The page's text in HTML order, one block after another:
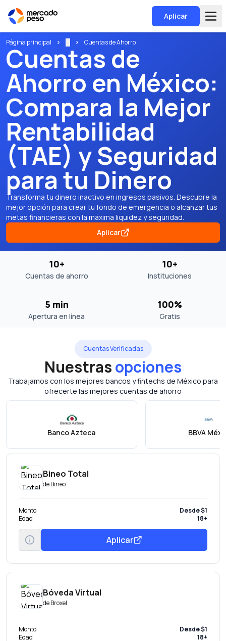
Aplicar
Página principal Cuentas de Ahorro
Cuentas de
Ahorro en México:
Compara la Mejor
Rentabilidad
(TAE) y Seguridad
para tu Dinero
Transforma tu dinero inactivo en ingresos pasivos. Descubre la
mejor opción para crear tu fondo de emergencia o alcanzar tus
metas financieras con la máxima liquidez y seguridad.
Aplicar
10+
Cuentas de ahorro
10+
Instituciones
5 min
Apertura en línea
100%
Gratis
Cuentas Verificadas
Nuestrasopciones
Trabajamos con los mejores bancos y fintechs de México para
ofrecerte las mejores cuentas de ahorro
Banco Azteca BBVA
Bineo Total
deBineo
Monto
Desde $1
Edad
18+
Aplicar
Bóveda Virtual
deBroxel
Monto
Desde $1
Edad
18+